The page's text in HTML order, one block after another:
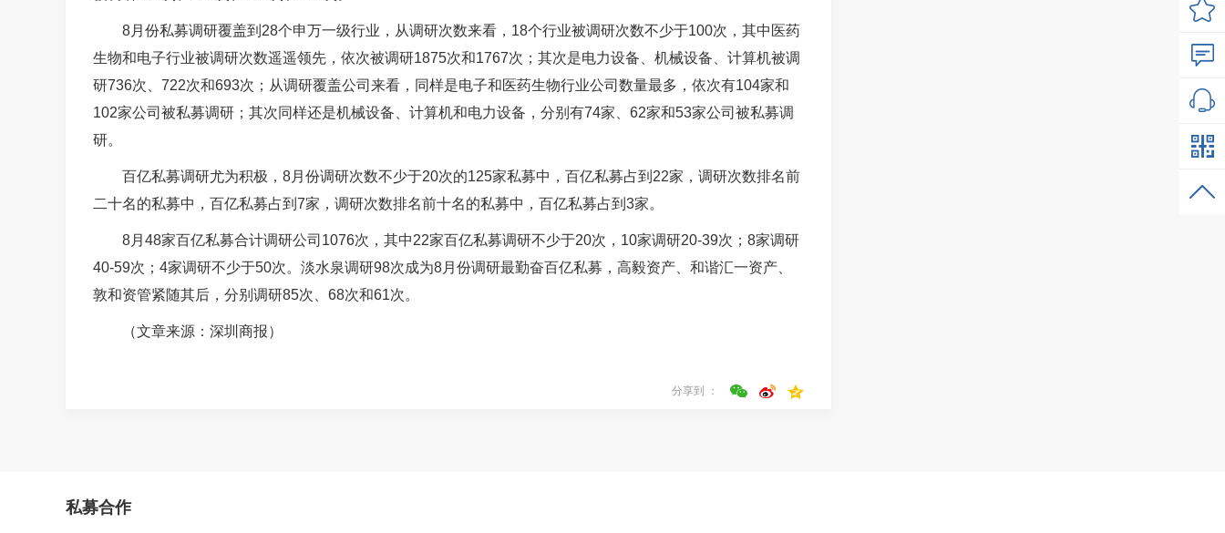
8月份私募调研覆盖到28个申万一级行业，从调研次数来看，18个行业被调研次数不少于100次，其中医药
生物和电子行业被调研次数遥遥领先，依次被调研1875次和1767次；其次是电力设备、机械设备、计算机被调
研736次、722次和693次；从调研覆盖公司来看，同样是电子和医药生物行业公司数量最多，依次有104家和
102家公司被私募调研；其次同样还是机械设备、计算机和电力设备，分别有74家、62家和53家公司被私募调
研。
百亿私募调研尤为积极，8月份调研次数不少于20次的125家私募中，百亿私募占到22家，调研次数排名前
二十名的私募中，百亿私募占到7家，调研次数排名前十名的私募中，百亿私募占到3家。
8月48家百亿私募合计调研公司1076次，其中22家百亿私募调研不少于20次，10家调研20-39次；8家调研
40-59次；4家调研不少于50次。淡水泉调研98次成为8月份调研最勤奋百亿私募，高毅资产、和谐汇一资产、
敦和资管紧随其后，分别调研85次、68次和61次。
（文章来源：深圳商报）
分享到 ：
私募合作